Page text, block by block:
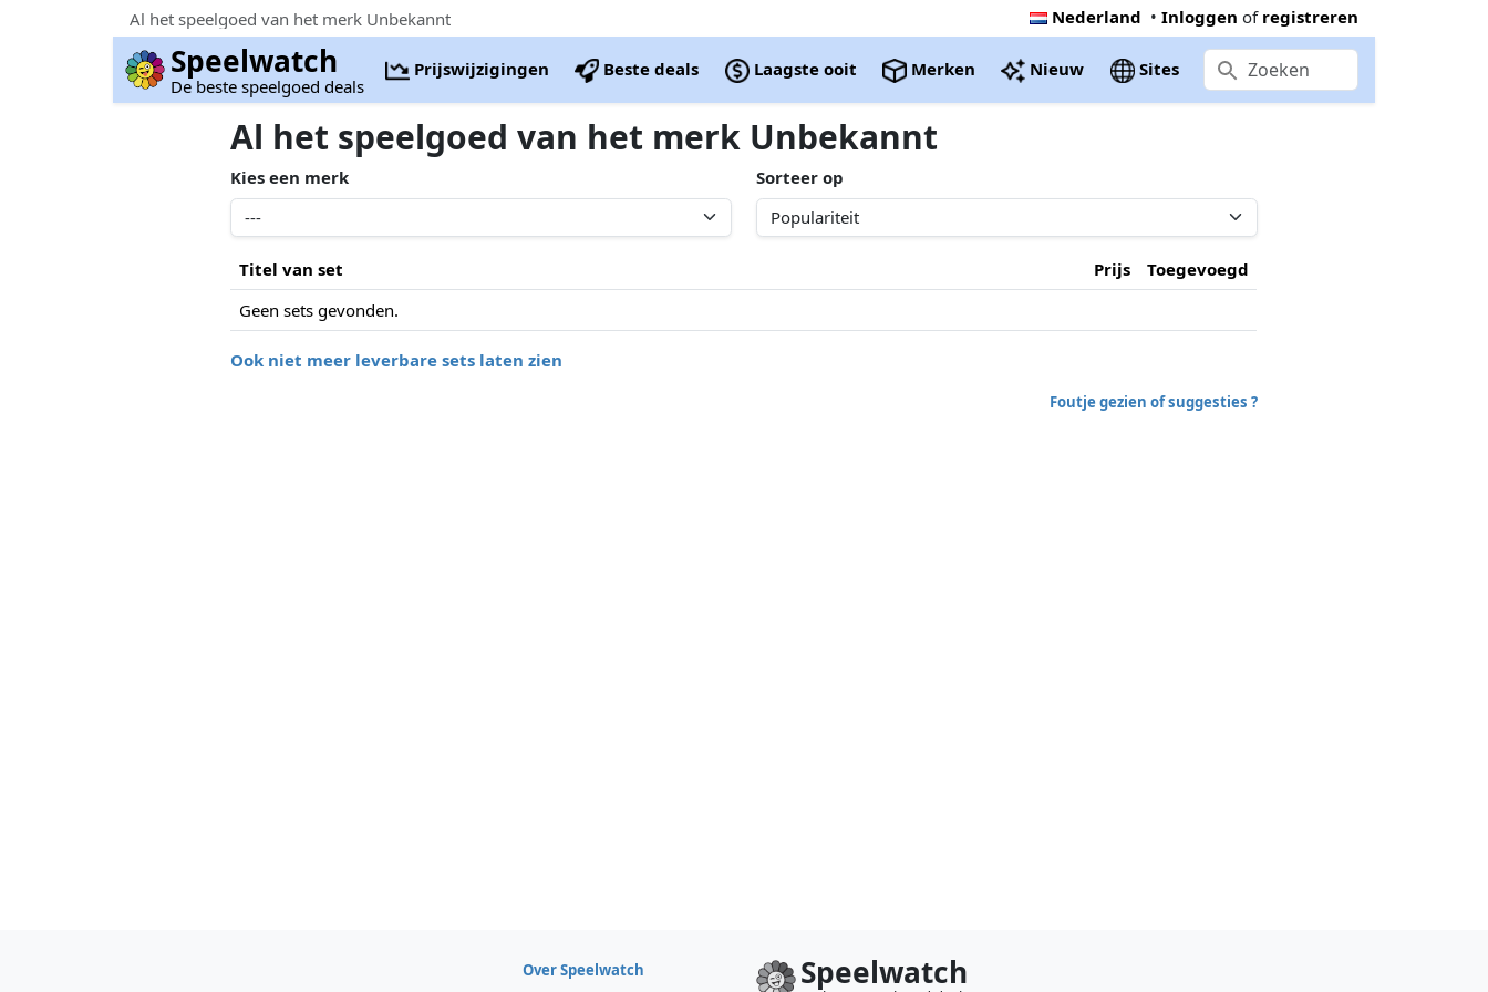
Al het speelgoed van het merk Unbekannt Nederland • Inloggen of registreren
Speelwatch
De beste speelgoed deals
Prijswijzigingen Beste deals Laagste ooit Merken Nieuw Sites
Al het speelgoed van het merk Unbekannt
Kies een merk Sorteer op
Titel van set Prijs
Toegevoegd
Geen sets gevonden.
Ook niet meer leverbare sets laten zien
Foutje gezien of suggesties ?
Over Speelwatch
Speelwatch